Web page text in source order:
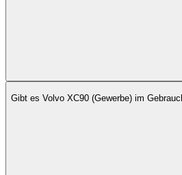
Gibt es Volvo XC90 (Gewerbe) im